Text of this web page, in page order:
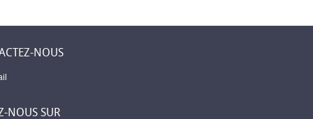
NOUS
NOUS SUR